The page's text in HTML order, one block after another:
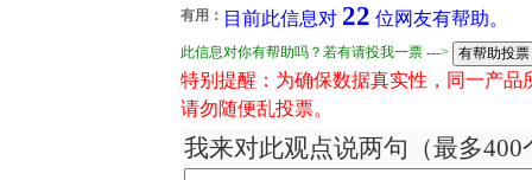
有用： 目前此信息对 22 位网友有帮助。
此信息对你有帮助吗？若有请投我一票 --->
特别提醒：为确保数据真实性，同一产
请勿随便乱投票。
我来对此观点说两句（最多400